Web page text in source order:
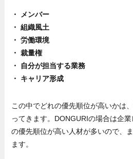
・ メンバー
・ 組織風土
・ 労働環境
・ 裁量権
・ 自分が担当する業務
・ キャリア形成
この中でどれの優先順位が高いかは
ってきます。DONGURIの場合は企業
の優先順位が高い人材が多いので、
ます。